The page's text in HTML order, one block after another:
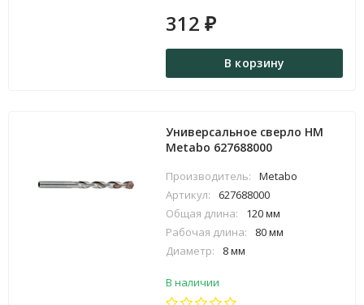
312₽
В корзину
Универсальное сверло HM
Metabo 627688000
Производитель:
Metabo
Артикул:
627688000
Общая длина:
120 мм
Рабочая длина:
80 мм
Диаметр:
8 мм
В наличии